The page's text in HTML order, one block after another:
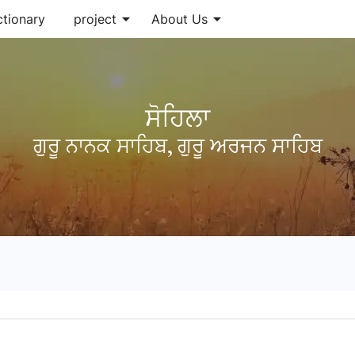
project arrow_drop_down About Usarrow_drop_down
ਸੋਹਿਲਾ
ਗੁਰੂ ਨਾਨਕ ਸਾਹਿਬ,ਗੁਰੂ ਅਰਜਨ ਸਾਹਿਬ